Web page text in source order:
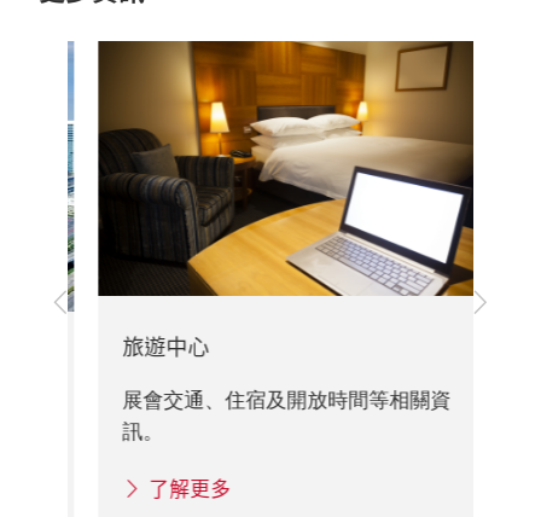
上
下
旅遊中心
展會交通、住宿及開放時間等相關資
訊。
了解更多